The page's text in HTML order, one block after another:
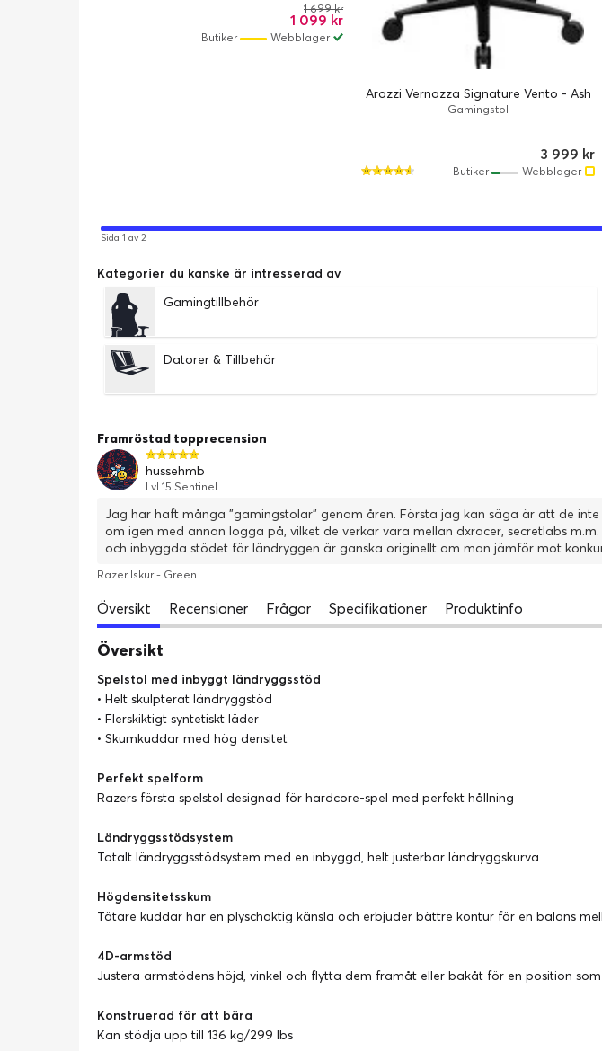
1 099 kr
1 699 kr
Webblager
Butiker
Arozzi Vernazza Signature Vento - Ash
Gamingstol
3 999 kr
Webblager
Butiker
Sida 1 av 2
Kategorier du kanske är intresserad av
Gamingtillbehör
Datorer & Tillbehör
Framröstad topprecension
hussehmb
Lvl 15 Sentinel
Jag har haft många ”gamingstolar” genom åren. Första jag kan säga är att de
om igen med annan logga på, vilket de verkar vara mellan dxracer, secretlabs
och inbyggda stödet för ländryggen är ganska originellt om man jämför mot
Razer Iskur - Green
Översikt Recensioner Frågor Specifikationer Produktinfo
Översikt
Spelstol med inbyggt ländryggsstöd
• Helt skulpterat ländryggstöd
• Flerskiktigt syntetiskt läder
• Skumkuddar med hög densitet
Perfekt spelform
Razers första spelstol designad för hardcore-spel med perfekt hållning
Ländryggsstödsystem
Totalt ländryggsstödsystem med en inbyggd, helt justerbar ländryggskurva
Högdensitetsskum
Tätare kuddar har en plyschaktig känsla och erbjuder bättre kontur för en balans
4D-armstöd
Justera armstödens höjd, vinkel och flytta dem framåt eller bakåt för en position
Konstruerad för att bära
Kan stödja upp till 136 kg/299 lbs